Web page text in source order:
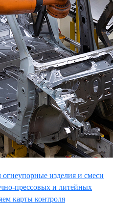
изделия и смеси
прессовых и литейных
карты контроля